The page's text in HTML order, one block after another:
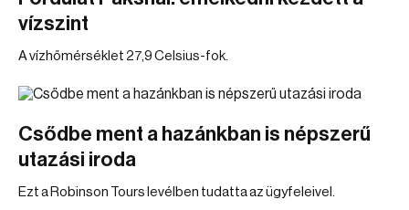
vízszint
A vízhőmérséklet 27,9 Celsius-fok.
Csődbe ment a hazánkban is népszerű
utazási iroda
Ezt a Robinson Tours levélben tudatta az ügyfeleivel.